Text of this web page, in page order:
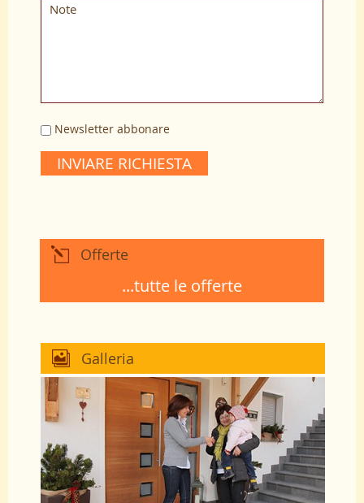
Newsletter abbonare
INVIARE RICHIESTA
Offerte
...tutte le offerte
Galleria